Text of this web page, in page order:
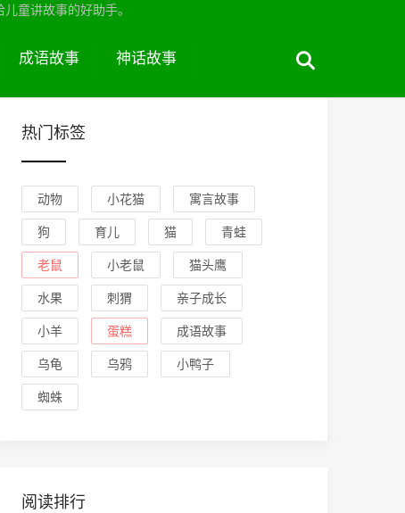
童讲故事的好助手。
成语故事 神话故事
热门标签
动物 小花猫 寓言故事
狗 育儿 猫 青蛙
老鼠 小老鼠 猫头鹰
水果 刺猬 亲子成长
小羊 蛋糕 成语故事
乌龟 乌鸦 小鸭子
蜘蛛
阅读排行